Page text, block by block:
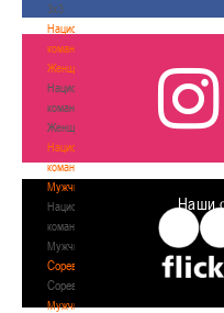
3х3
Национальная
команда.
Женщины
Национальная
команда.
Женщины
Национальная
команда.
Мужчины
Национальная
команда.
Мужчины
Соревнования
Соревнования
Мужчины
Наши